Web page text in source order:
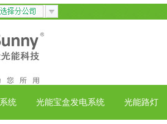
统 光能宝盒发电系统 光能路灯